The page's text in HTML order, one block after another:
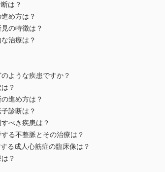
は？
め方は？
の特徴は？
治療は？
ような疾患ですか？
？
進め方は？
診断は？
べき疾患は？
る不整脈とその治療は？
る成人心筋症の臨床像は？
？